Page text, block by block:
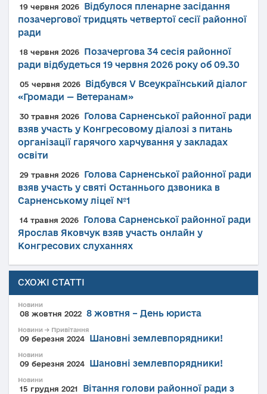
19 червня 2026
Відбулося пленарне засідання
позачергової тридцять четвертої сесії районної
ради
18 червня 2026
Позачергова 34 сесія районної
ради відбудеться 19 червня 2026 року об 09.30
05 червня 2026
Відбувся V Всеукраїнський діалог
«Громади — Ветеранам»
30 травня 2026
Голова Сарненської районної ради
взяв участь у Конгресовому діалозі з питань
організації гарячого харчування у закладах
освіти
29 травня 2026
Голова Сарненської районної ради
взяв участь у святі Останнього дзвоника в
Сарненському ліцеї №1
14 травня 2026
Голова Сарненської районної ради
Ярослав Яковчук взяв участь онлайн у
Конгресових слуханнях
СХОЖІ СТАТТІ
Новини
08 жовтня 2022 8 жовтня – День юриста
Новини → Привітання
09 березня 2024 Шановні землевпорядники!
Новини
09 березня 2024 Шановні землевпорядники!
Новини
15 грудня 2021
Вітання голови районної ради з